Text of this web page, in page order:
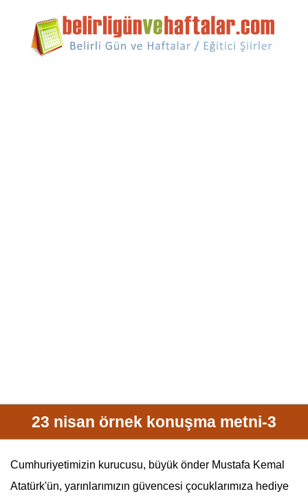
23 nisan örnek konuşma metni-3
Cumhuriyetimizin kurucusu, büyük önder Mustafa Kemal
Atatürk'ün, yarınlarımızın güvencesi çocuklarımıza hediye